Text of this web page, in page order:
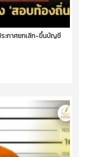
ระกาศยกเลิก-ขึ้นบัญชี